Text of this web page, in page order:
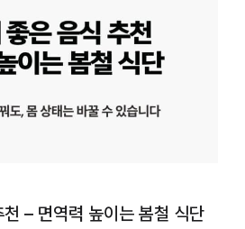
– 면역력 높이는 봄철 식단